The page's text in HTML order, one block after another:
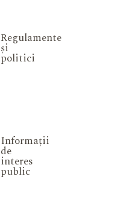
Regulamente
și
politici
Informații
de
interes
public